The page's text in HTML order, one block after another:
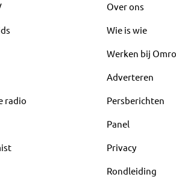
radio
Over ons
Wie is wie
Werken bij
Adverteren
Persberichten
Panel
Privacy
Rondleiding